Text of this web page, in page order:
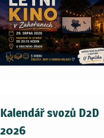
Kalendář svozů D2D
2026